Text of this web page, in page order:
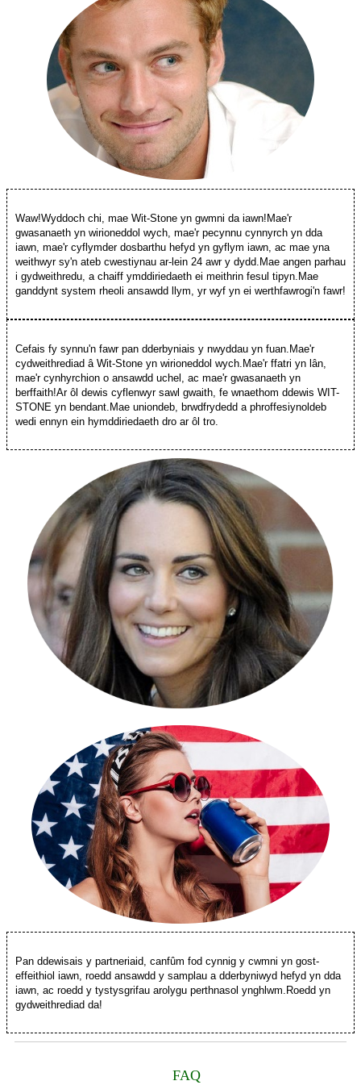
Waw!Wyddoch chi, mae Wit-Stone yn gwmni da iawn!Mae'r
gwasanaeth yn wirioneddol wych, mae'r pecynnu cynnyrch yn dda
iawn, mae'r cyflymder dosbarthu hefyd yn gyflym iawn, ac mae yna
weithwyr sy'n ateb cwestiynau ar-lein 24 awr y dydd.Mae angen parhau
i gydweithredu, a chaiff ymddiriedaeth ei meithrin fesul tipyn.Mae
ganddynt system rheoli ansawdd llym, yr wyf yn ei werthfawrogi'n fawr!
Cefais fy synnu'n fawr pan dderbyniais y nwyddau yn fuan.Mae'r
cydweithrediad â Wit-Stone yn wirioneddol wych.Mae'r ffatri yn lân,
mae'r cynhyrchion o ansawdd uchel, ac mae'r gwasanaeth yn
berffaith!Ar ôl dewis cyflenwyr sawl gwaith, fe wnaethom ddewis WIT-
STONE yn bendant.Mae uniondeb, brwdfrydedd a phroffesiynoldeb
wedi ennyn ein hymddiriedaeth dro ar ôl tro.
Pan ddewisais y partneriaid, canfûm fod cynnig y cwmni yn gost-
effeithiol iawn, roedd ansawdd y samplau a dderbyniwyd hefyd yn dda
iawn, ac roedd y tystysgrifau arolygu perthnasol ynghlwm.Roedd yn
gydweithrediad da!
FAQ